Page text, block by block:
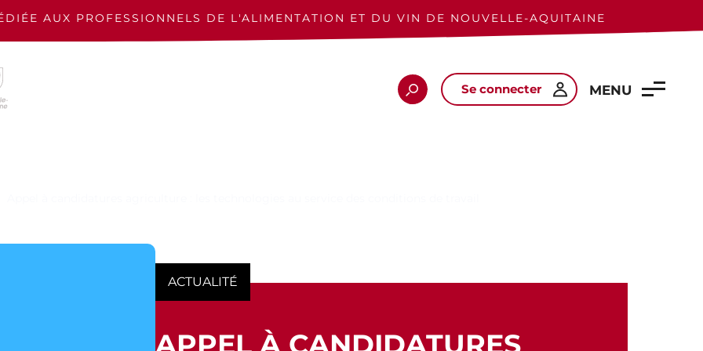
AUX PROFESSIONNELS DE L'ALIMENTATION ET DU VIN DE NOUVELLE-AQUITAINE
Se connecter MENU
ACTUALITÉ